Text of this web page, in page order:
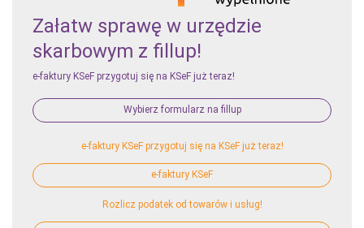
Załatw sprawę w urzędzie
skarbowym z fillup!
e-faktury KSeF przygotuj się na KSeF już teraz!
Wybierz formularz na fillup
e-faktury KSeF przygotuj się na KSeF już teraz!
e-faktury KSeF
Rozlicz podatek od towarów i usług!